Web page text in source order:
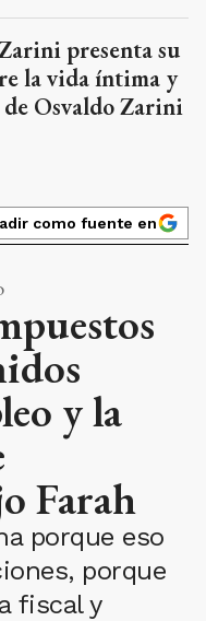
presenta su
la vida íntima y
de Osvaldo Zarini
como fuente en
y la
Farah
porque eso
porque
fiscal y